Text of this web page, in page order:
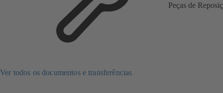
Peças de
Ver todos os documentos e transferências